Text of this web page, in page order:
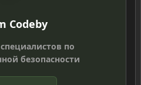
Codeby
по
безопасности